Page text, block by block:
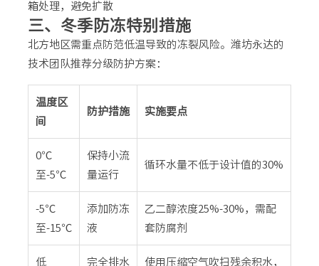
箱处理，避免扩散
三、冬季防冻特别措施
北方地区需重点防范低温导致的冻裂风险。潍坊永达的
技术团队推荐分级防护方案：
温度区
间
防护措施 实施要点
0℃
至-5℃
保持小流
量运行
循环水量不低于设计值的30%
-5℃
至-15℃
添加防冻
液
乙二醇浓度25%-30%，需配
套防腐剂
低
完全排水
使用压缩空气吹扫残余积水，